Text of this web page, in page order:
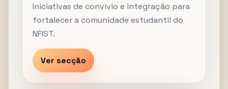
Iniciativas de convívio e integração para
fortalecer a comunidade estudantil do
NFIST.
Ver secção